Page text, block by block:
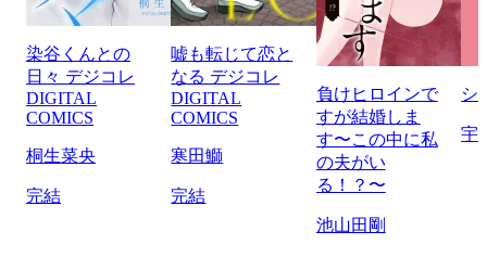
染谷くんとの
日々 デジコレ
DIGITAL
COMICS
桐生菜央
完結
嘘も転じて恋と
なる デジコレ
DIGITAL
COMICS
寒田鰤
完結
負けヒロインで
すが結婚しま
す〜この中に私
の夫がい
る！？〜
池山田剛
シ
宇